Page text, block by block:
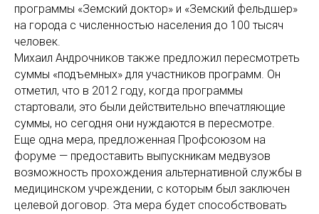
программы «Земский доктор» и «Земский фельдшер»
на города с численностью населения до 100 тысяч
человек.
Михаил Андрочников также предложил пересмотреть
суммы «подъемных» для участников программ. Он
отметил, что в 2012 году, когда программы
стартовали, это были действительно впечатляющие
суммы, но сегодня они нуждаются в пересмотре.
Еще одна мера, предложенная Профсоюзом на
форуме — предоставить выпускникам медвузов
возможность прохождения альтернативной службы в
медицинском учреждении, с которым был заключен
целевой договор. Эта мера будет способствовать